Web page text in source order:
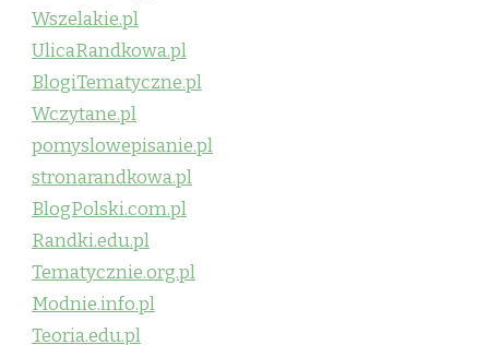
Wszelakie.pl
UlicaRandkowa.pl
BlogiTematyczne.pl
Wczytane.pl
pomyslowepisanie.pl
stronarandkowa.pl
BlogPolski.com.pl
Randki.edu.pl
Tematycznie.org.pl
Modnie.info.pl
Teoria.edu.pl